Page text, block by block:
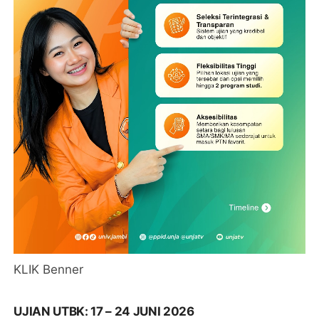
KLIK Benner
UJIAN UTBK: 17 – 24 JUNI 2026